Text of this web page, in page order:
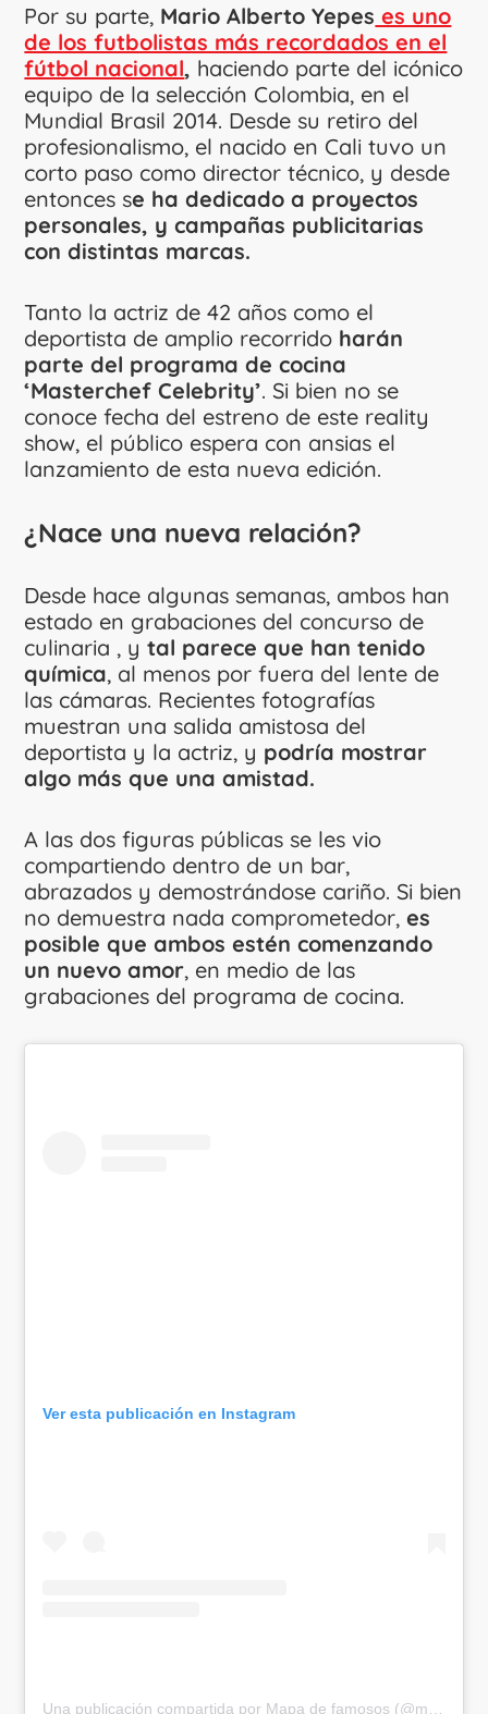
Por su parte, Mario Alberto Yepes es uno
de los futbolistas más recordados en el
fútbol nacional, haciendo parte del icónico
equipo de la selección Colombia, en el
Mundial Brasil 2014. Desde su retiro del
profesionalismo, el nacido en Cali tuvo un
corto paso como director técnico, y desde
entonces se ha dedicado a proyectos
personales, y campañas publicitarias
con distintas marcas.
Tanto la actriz de 42 años como el
deportista de amplio recorrido harán
parte del programa de cocina
‘Masterchef Celebrity’. Si bien no se
conoce fecha del estreno de este reality
show, el público espera con ansias el
lanzamiento de esta nueva edición.
¿Nace una nueva relación?
Desde hace algunas semanas, ambos han
estado en grabaciones del concurso de
culinaria , y tal parece que han tenido
química, al menos por fuera del lente de
las cámaras. Recientes fotografías
muestran una salida amistosa del
deportista y la actriz, y podría mostrar
algo más que una amistad.
A las dos figuras públicas se les vio
compartiendo dentro de un bar,
abrazados y demostrándose cariño. Si bien
no demuestra nada comprometedor,es
posible que ambos estén comenzando
un nuevo amor, en medio de las
grabaciones del programa de cocina.
Ver esta publicación en Instagram